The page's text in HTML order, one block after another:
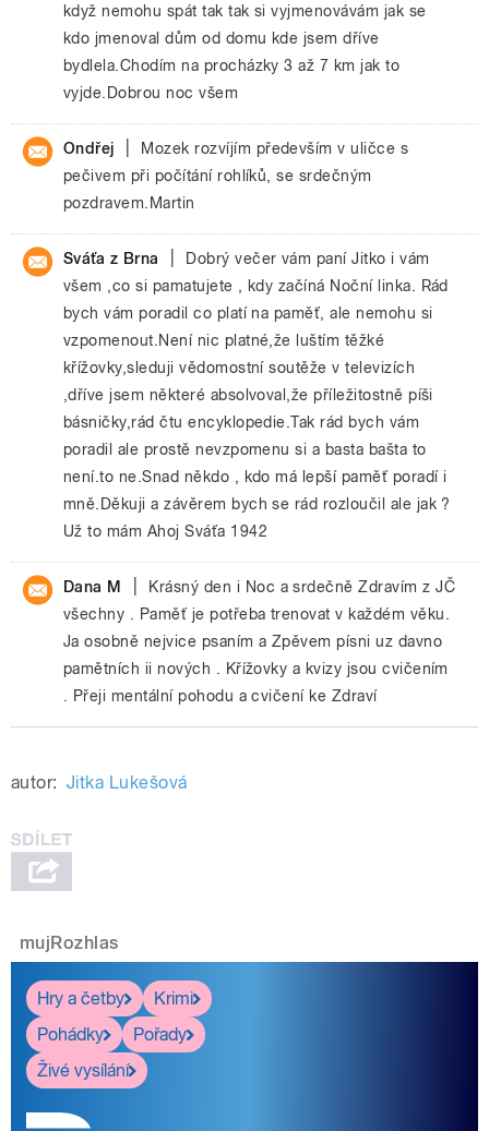
když nemohu spát tak tak si vyjmenovávám jak se
kdo jmenoval dům od domu kde jsem dříve
bydlela.Chodím na procházky 3 až 7 km jak to
vyjde.Dobrou noc všem
Ondřej
Mozek rozvíjím především v uličce s
pečivem při počítání rohlíků, se srdečným
pozdravem.Martin
Sváťa z Brna
Dobrý večer vám paní Jitko i vám
všem ,co si pamatujete , kdy začíná Noční linka. Rád
bych vám poradil co platí na paměť, ale nemohu si
vzpomenout.Není nic platné,že luštím těžké
křížovky,sleduji vědomostní soutěže v televizích
,dříve jsem některé absolvoval,že příležitostně píši
básničky,rád čtu encyklopedie.Tak rád bych vám
poradil ale prostě nevzpomenu si a basta bašta to
není.to ne.Snad někdo , kdo má lepší paměť poradí i
mně.Děkuji a závěrem bych se rád rozloučil ale jak ?
Už to mám Ahoj Sváťa 1942
Dana M
Krásný den i Noc a srdečně Zdravím z JČ
všechny . Paměť je potřeba trenovat v každém věku.
Ja osobně nejvice psaním a Zpěvem písni uz davno
pamětních ii nových . Křížovky a kvizy jsou cvičením
. Přeji mentální pohodu a cvičení ke Zdraví
autor: Jitka Lukešová
mujRozhlas
Hry a četby
Krimi
Pohádky
Pořady
Živé vysílání